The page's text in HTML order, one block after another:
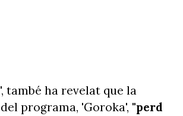
també ha revelat que la
programa, 'Goroka', "perd